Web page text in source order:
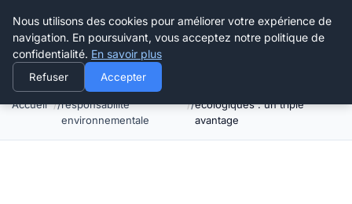
Happy Calyx Farmer
Accueil
Entreprises et
responsabilité
environnementale
écologiques : un triple
avantage
Nous utilisons des cookies pour améliorer votre expérience de
navigation. En poursuivant, vous acceptez notre politique de
confidentialité. En savoir plus
Refuser Accepter